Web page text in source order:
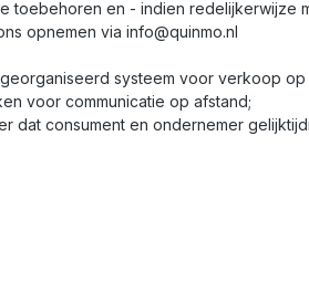
toebehoren en - indien redelijkerwijze
opnemen via info@quinmo.nl
systeem voor verkoop
voor communicatie op afstand;
dat consument en ondernemer